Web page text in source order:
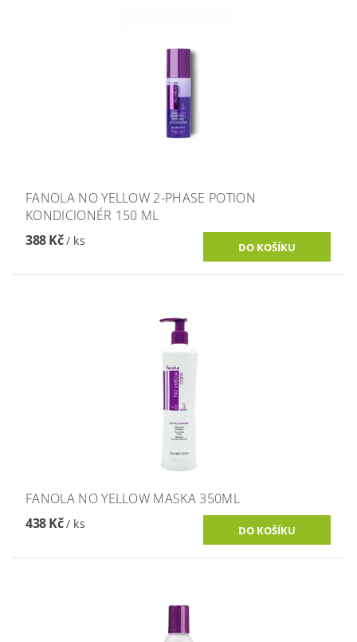
FANOLA NO YELLOW 2-PHASE POTION
KONDICIONÉR 150 ML
388 Kč/ ks
FANOLA NO YELLOW MASKA 350ML
438 Kč/ ks